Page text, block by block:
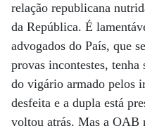
relação republicana
da República. É
advogados do País, que
provas incontestes,
do vigário armado pelos
desfeita e a dupla está
voltou atrás. Mas a OAB